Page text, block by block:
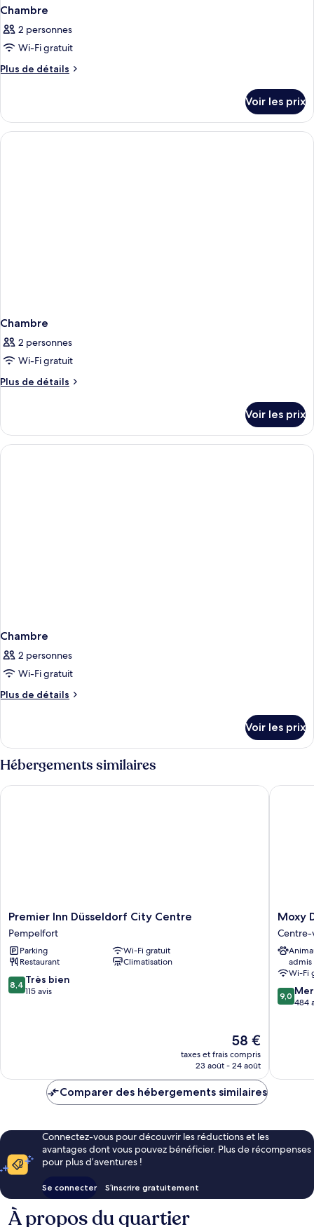
Extra)
Chambre
2 personnes
Wi-Fi gratuit
Plus de détails
Plus
le
type
de
Voir les prix
Chambre
2 personnes
Wi-Fi gratuit
Plus de détails
Plus
le
type
de
Voir les prix
Chambre
2 personnes
Wi-Fi gratuit
Plus de détails
Plus
le
type
de
chambre
Chambre
Voir les prix
Hébergements similaires
Premier
Inn
Düsseldorf
City
Centre
Pempelfort
Premier Inn Düsseldorf City Centre
Pempelfort
Parking
Wi-Fi gratuit
Restaurant
Climatisation
8.4
sur
8,4 Très bien
115 avis
Le
nouveau
prix
de
58 €
taxes et frais compris
23 août - 24 août
Premier Inn Düsseldorf City Centre
Moxy
City
Centre-
ville
Moxy
Centre-
admis
Wi-Fi
9.0
sur
9,0
484
Moxy
Comparer des hébergements similaires
Connectez-vous pour découvrir les réductions et les
avantages dont vous pouvez bénéficier. Plus de récompenses
pour plus d’aventures !
Se connecter S’inscrire gratuitement
À propos du quartier